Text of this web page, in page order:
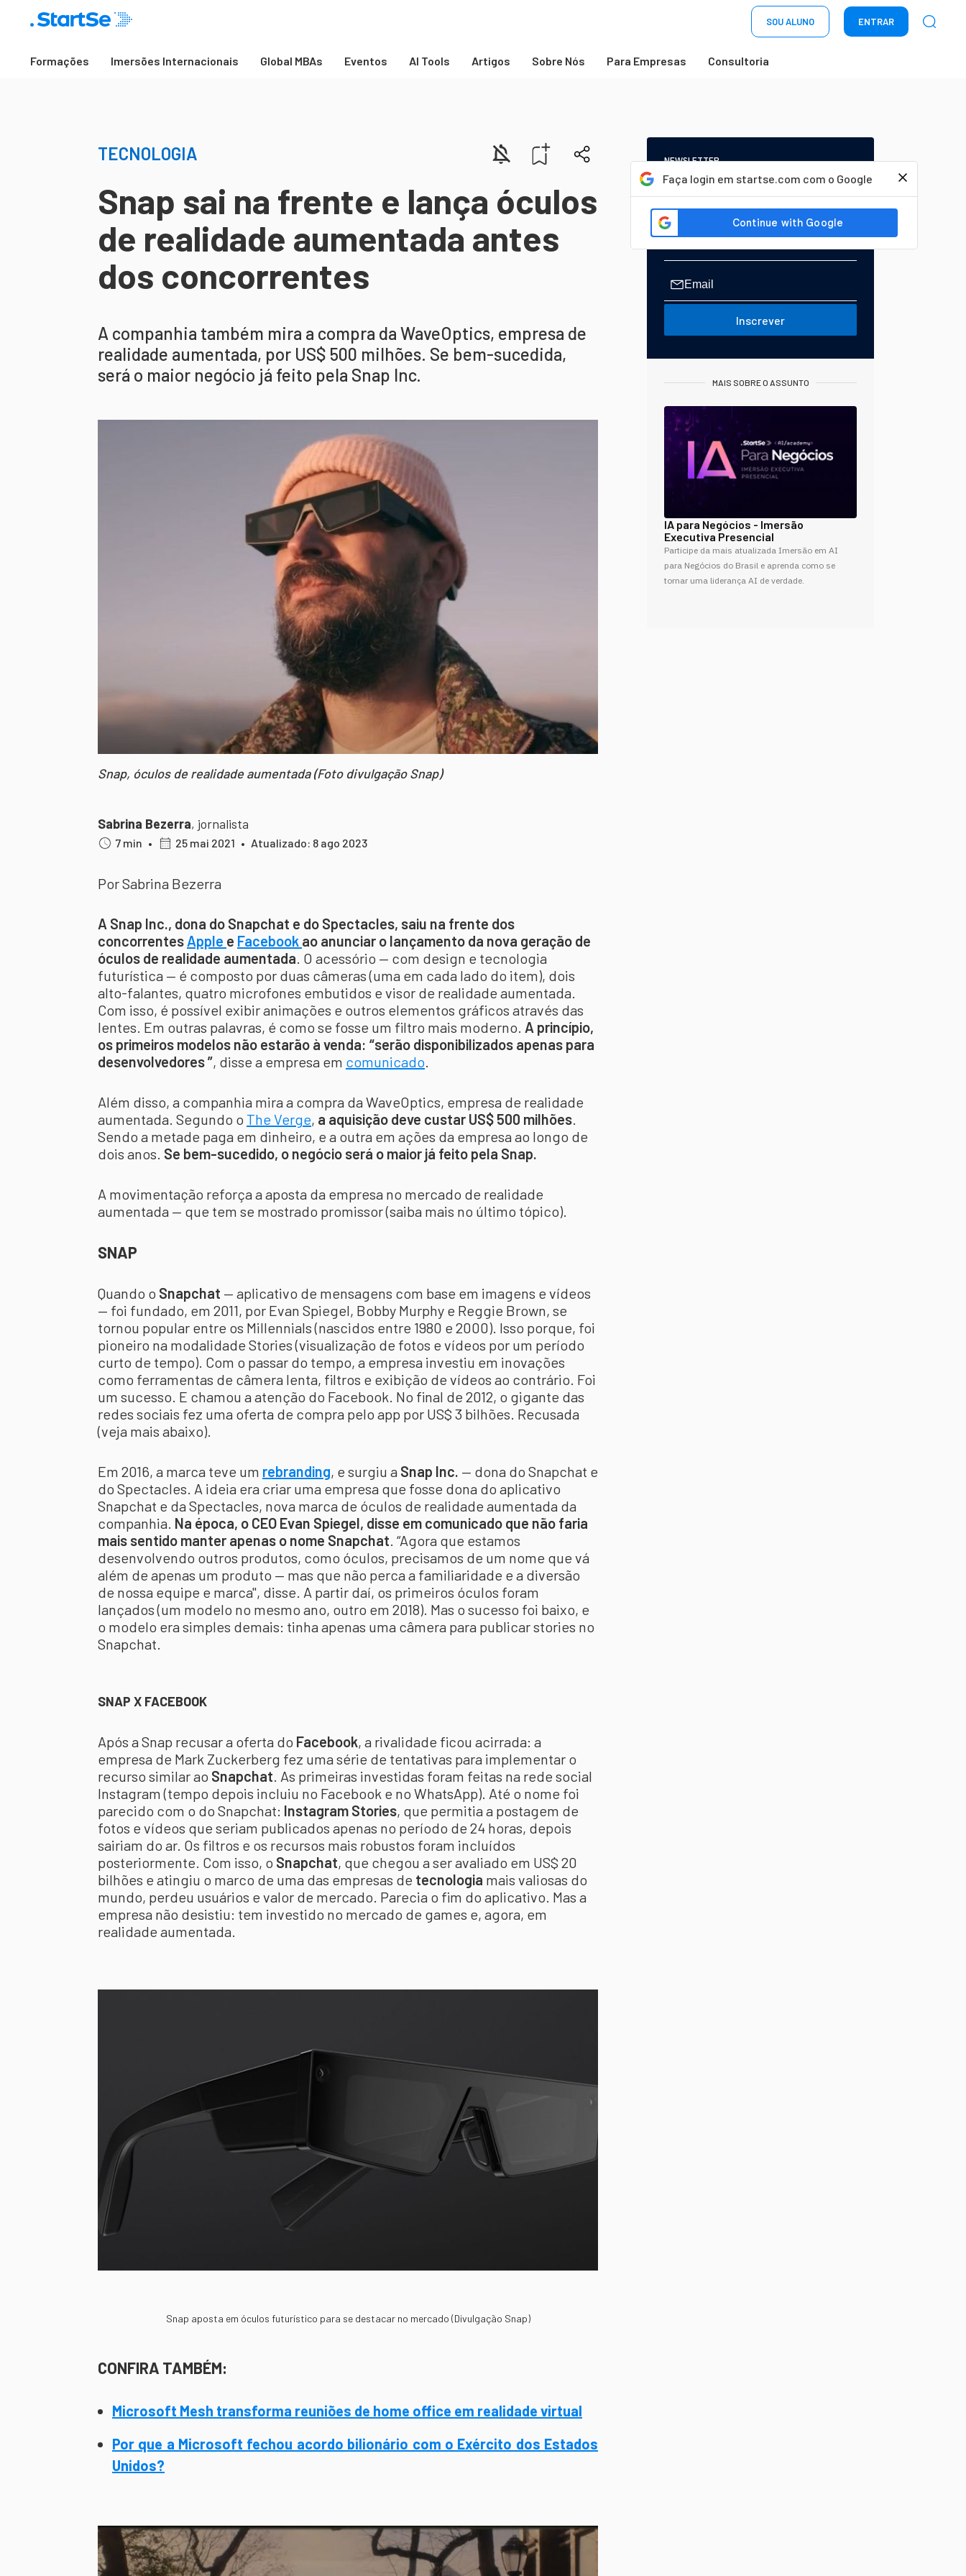
SOU ALUNO ENTRAR
Formações Imersões Internacionais Global MBAs Eventos AI Tools Artigos Sobre Nós Para Empresas Consultoria
Faça login em startse.com com o Google
TECNOLOGIA
Snap sai na frente e lança óculos
de realidade aumentada antes
dos concorrentes
A companhia também mira a compra da WaveOptics, empresa de
realidade aumentada, por US$ 500 milhões. Se bem-sucedida,
será o maior negócio já feito pela Snap Inc.
Snap, óculos de realidade aumentada (Foto divulgação Snap)
Sabrina Bezerra, jornalista
7 min • 25 mai 2021 • Atualizado: 8 ago 2023
Por Sabrina Bezerra
A Snap Inc., dona do Snapchat e do Spectacles, saiu na frente dos
concorrentes Apple e Facebook ao anunciar o lançamento da nova geração de
óculos de realidade aumentada. O acessório — com design e tecnologia
futurística — é composto por duas câmeras (uma em cada lado do item), dois
alto-falantes, quatro microfones embutidos e visor de realidade aumentada.
Com isso, é possível exibir animações e outros elementos gráficos através das
lentes. Em outras palavras, é como se fosse um filtro mais moderno. A princípio,
os primeiros modelos não estarão à venda: “serão disponibilizados apenas para
desenvolvedores ”, disse a empresa em comunicado.
Além disso, a companhia mira a compra da WaveOptics, empresa de realidade
aumentada. Segundo o The Verge, a aquisição deve custar US$ 500 milhões.
Sendo a metade paga em dinheiro, e a outra em ações da empresa ao longo de
dois anos. Se bem-sucedido, o negócio será o maior já feito pela Snap.
A movimentação reforça a aposta da empresa no mercado de realidade
aumentada — que tem se mostrado promissor (saiba mais no último tópico).
SNAP
Quando o Snapchat — aplicativo de mensagens com base em imagens e vídeos
— foi fundado, em 2011, por Evan Spiegel, Bobby Murphy e Reggie Brown, se
tornou popular entre os Millennials (nascidos entre 1980 e 2000). Isso porque, foi
pioneiro na modalidade Stories (visualização de fotos e vídeos por um período
curto de tempo). Com o passar do tempo, a empresa investiu em inovações
como ferramentas de câmera lenta, filtros e exibição de vídeos ao contrário. Foi
um sucesso. E chamou a atenção do Facebook. No final de 2012, o gigante das
redes sociais fez uma oferta de compra pelo app por US$ 3 bilhões. Recusada
(veja mais abaixo).
Em 2016, a marca teve um rebranding, e surgiu a Snap Inc. — dona do Snapchat e
do Spectacles. A ideia era criar uma empresa que fosse dona do aplicativo
Snapchat e da Spectacles, nova marca de óculos de realidade aumentada da
companhia. Na época, o CEO Evan Spiegel, disse em comunicado que não faria
mais sentido manter apenas o nome Snapchat. “Agora que estamos
desenvolvendo outros produtos, como óculos, precisamos de um nome que vá
além de apenas um produto — mas que não perca a familiaridade e a diversão
de nossa equipe e marca", disse. A partir daí, os primeiros óculos foram
lançados (um modelo no mesmo ano, outro em 2018). Mas o sucesso foi baixo, e
o modelo era simples demais: tinha apenas uma câmera para publicar stories no
Snapchat.
SNAP X FACEBOOK
Após a Snap recusar a oferta do Facebook, a rivalidade ficou acirrada: a
empresa de Mark Zuckerberg fez uma série de tentativas para implementar o
recurso similar ao Snapchat. As primeiras investidas foram feitas na rede social
Instagram (tempo depois incluiu no Facebook e no WhatsApp). Até o nome foi
parecido com o do Snapchat: Instagram Stories, que permitia a postagem de
fotos e vídeos que seriam publicados apenas no período de 24 horas, depois
sairiam do ar. Os filtros e os recursos mais robustos foram incluídos
posteriormente. Com isso, o Snapchat, que chegou a ser avaliado em US$ 20
bilhões e atingiu o marco de uma das empresas de tecnologia mais valiosas do
mundo, perdeu usuários e valor de mercado. Parecia o fim do aplicativo. Mas a
empresa não desistiu: tem investido no mercado de games e, agora, em
realidade aumentada.
Snap aposta em óculos futurístico para se destacar no mercado (Divulgação Snap)
CONFIRA TAMBÉM:
Microsoft Mesh transforma reuniões de home office em realidade virtual
Por que a Microsoft fechou acordo bilionário com o Exército dos Estados
Unidos?
NEWSLETTER
Start Seu dia:
A Newsletter do AGORA!
Inscrever
MAIS SOBRE O ASSUNTO
IA para Negócios - Imersão
Executiva Presencial
Participe da mais atualizada Imersão em AI
para Negócios do Brasil e aprenda como se
tornar uma liderança AI de verdade.